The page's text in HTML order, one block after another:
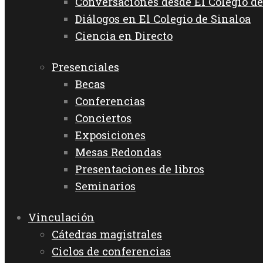
Diálogos en El Colegio de Sinaloa
Ciencia en Directo
Presenciales
Becas
Conferencias
Conciertos
Exposiciones
Mesas Redondas
Presentaciones de libros
Seminarios
Vinculación
Cátedras magistrales
Ciclos de conferencias